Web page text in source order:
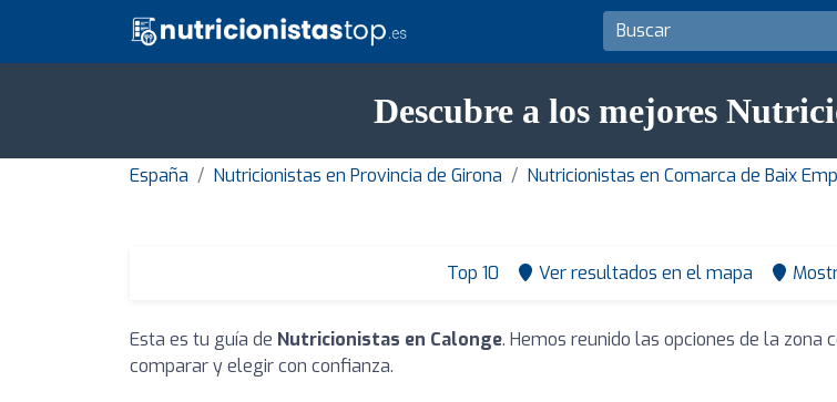
Descubre a los mejores
España Nutricionistas en Provincia de Girona Nutricionistas en Comarca de Baix
Top 10 Ver resultados en el mapa
Esta es tu guía de Nutricionistas en Calonge. Hemos reunido las opciones de la zona
comparar y elegir con confianza.